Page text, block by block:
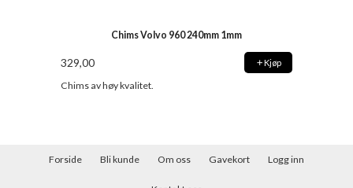
Chims Volvo 960 240mm 1mm
329,00 Kjøp
Chims av høy kvalitet.
Forside Bli kunde Om oss Gavekort Logg inn